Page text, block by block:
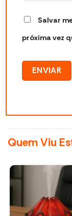
Salvar
próxima vez
Quem Viu